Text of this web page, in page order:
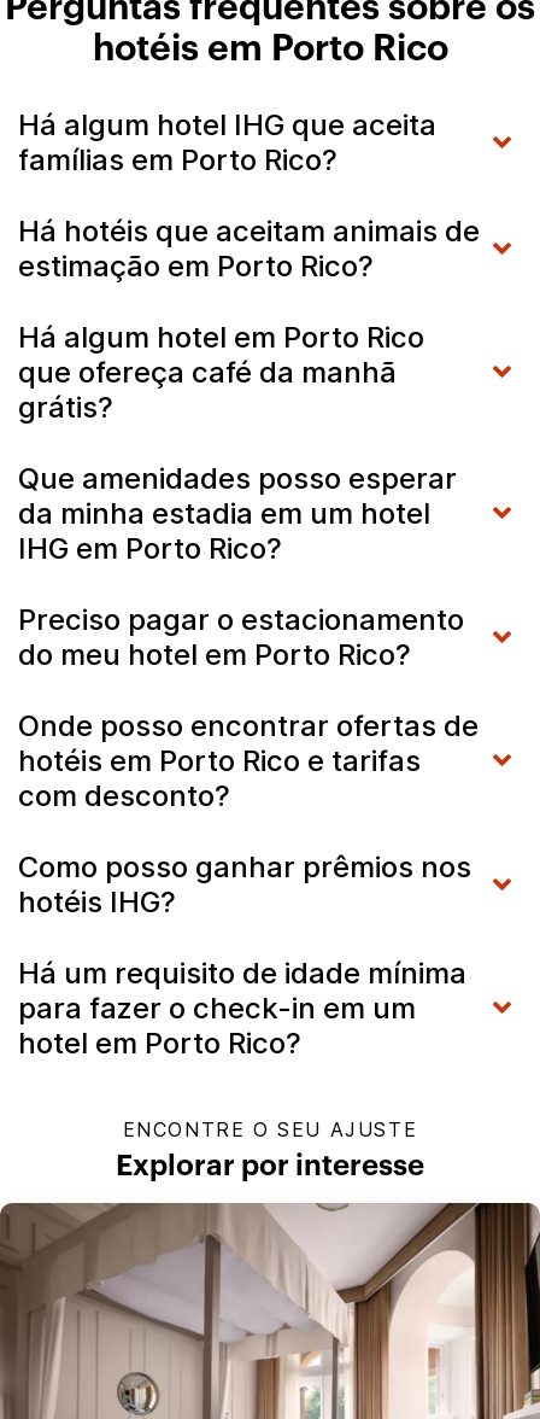
Perguntas frequentes sobre os
hotéis em Porto Rico
Há algum hotel IHG que aceita
famílias em Porto Rico?
Há hotéis que aceitam animais de
estimação em Porto Rico?
Há algum hotel em Porto Rico
que ofereça café da manhã
grátis?
Que amenidades posso esperar
da minha estadia em um hotel
IHG em Porto Rico?
Preciso pagar o estacionamento
do meu hotel em Porto Rico?
Onde posso encontrar ofertas de
hotéis em Porto Rico e tarifas
com desconto?
Como posso ganhar prêmios nos
hotéis IHG?
Há um requisito de idade mínima
para fazer o check-in em um
hotel em Porto Rico?
ENCONTRE O SEU AJUSTE
Explorar por interesse